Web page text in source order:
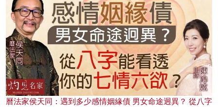
曆法家侯天同：遇到多少感情姻緣債 男女命途迥異？ 從八字